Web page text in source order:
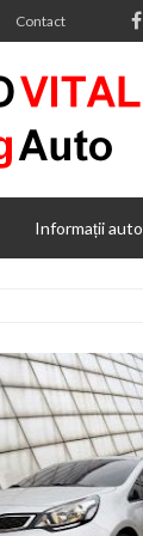
Contact
Informații auto